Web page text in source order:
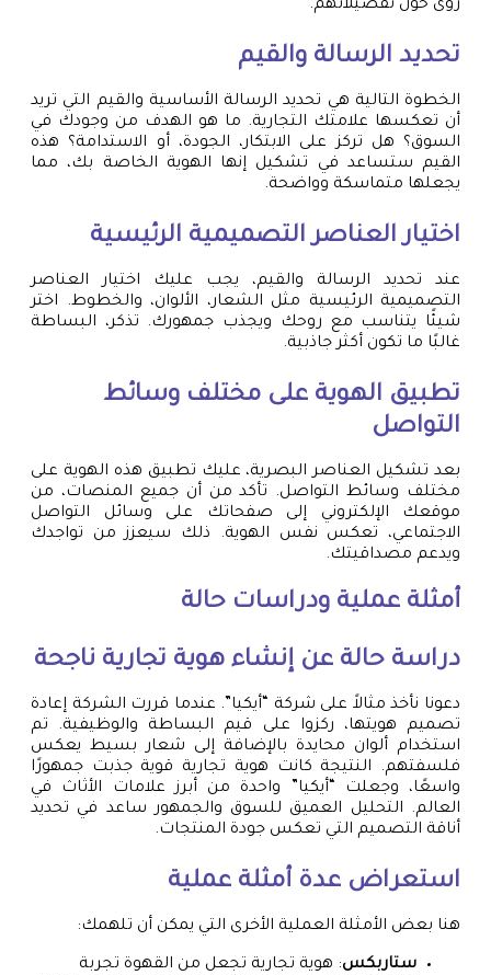
رؤى حول تفضيلاتهم.
تحديد الرسالة والقيم
الخطوة التالية هي تحديد الرسالة الأساسية والقيم التي تريد
أن تعكسها علامتك التجارية. ما هو الهدف من وجودك في
السوق؟ هل تركز على الابتكار، الجودة، أو الاستدامة؟ هذه
القيم ستساعد في تشكيل إنها الهوية الخاصة بك، مما
يجعلها متماسكة وواضحة.
اختيار العناصر التصميمية الرئيسية
عند تحديد الرسالة والقيم، يجب عليك اختيار العناصر
التصميمية الرئيسية مثل الشعار، الألوان، والخطوط. اختر
شيئًا يتناسب مع روحك ويجذب جمهورك. تذكر، البساطة
غالبًا ما تكون أكثر جاذبية.
تطبيق الهوية على مختلف وسائط
التواصل
بعد تشكيل العناصر البصرية، عليك تطبيق هذه الهوية على
مختلف وسائط التواصل. تأكد من أن جميع المنصات، من
موقعك الإلكتروني إلى صفحاتك على وسائل التواصل
الاجتماعي، تعكس نفس الهوية. ذلك سيعزز من تواجدك
ويدعم مصداقيتك.
أمثلة عملية ودراسات حالة
دراسة حالة عن إنشاء هوية تجارية ناجحة
دعونا نأخذ مثالاً على شركة “أيكيا”. عندما قررت الشركة إعادة
تصميم هويتها، ركزوا على قيم البساطة والوظيفية. تم
استخدام ألوان محايدة بالإضافة إلى شعار بسيط يعكس
فلسفتهم. النتيجة كانت هوية تجارية قوية جذبت جمهورًا
واسعًا، وجعلت “أيكيا” واحدة من أبرز علامات الأثاث في
العالم. التحليل العميق للسوق والجمهور ساعد في تحديد
أناقة التصميم التي تعكس جودة المنتجات.
استعراض عدة أمثلة عملية
هنا بعض الأمثلة العملية الأخرى التي يمكن أن تلهمك:
ستاربكس: هوية تجارية تجعل من القهوة تجربة